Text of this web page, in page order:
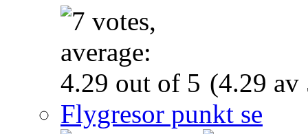
(4.29 av
Flygresor punkt se